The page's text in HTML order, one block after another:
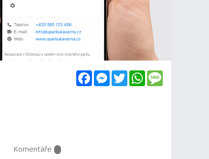
FacebookMessenger
TwitterWhatsApp
Komentáře